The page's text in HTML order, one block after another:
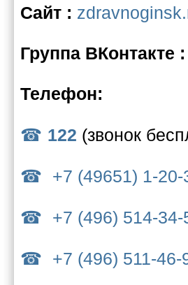
Сайт :
Группа ВКонтакте :
Телефон:
122 (звонок
+7 (49651) 1-20-
+7 (496) 514-34-
+7 (496) 511-46-